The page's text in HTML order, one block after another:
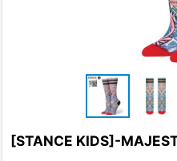
[STANCE KIDS]-